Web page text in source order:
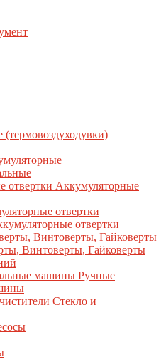
Аккумуляторные
отвертки
отвертки
Винтоверты, Гайковерты
Ручные
Стекло и